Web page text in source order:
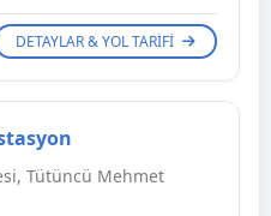
DETAYLAR & YOL TARIFI
Tütüncü Mehmet